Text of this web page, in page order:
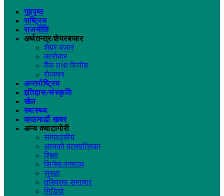
गृहपृष्ठ
राष्ट्रिय
राजनीति
अर्थतन्त्र/शेयरबजार
शेयर बजार
कारोबार
बैंक तथा वित्तीय
रोजगार
अन्तर्राष्ट्रिय
इतिहास/संस्कृति
खेल
स्वास्थ्य
काठमाडौं खबर
अन्य क्याटागोरी
सम्पादकीय
आजको पत्रपत्रिका
शिक्षा
सिनेमा/रंगमञ्च
सुरक्षा
तस्विरमा समाचार
भिडियो